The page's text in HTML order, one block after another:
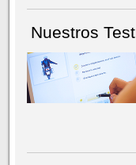
Nuestros Test